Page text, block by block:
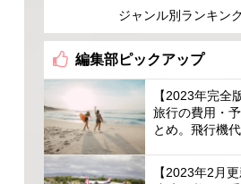
ジャンル別ランキン
編集部ピックアップ
【2023年完全
旅行の費用・
とめ。飛行機
【2023年2月